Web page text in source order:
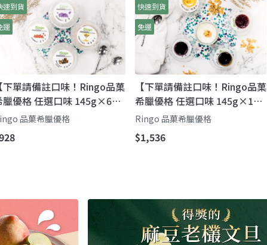
速到貨
運
【下單請備註口味！Ringo品菓
臘優格 任選口味 145g×6
】Ringo 品菓希臘優格｜濃
像奶油，吃得到真材實料的
粹
品菓希臘優格
快速到貨
免運
【下單請備註口味！Ringo品菓
希臘優格 任選口味 145g×12
入】Ringo 品菓希臘優格｜香
濃綿密・高蛋白低負擔，搭配
手作果醬更好吃
Ringo 品菓希臘優格
$1,536